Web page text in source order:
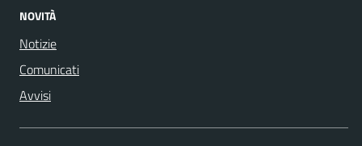
NOVITÀ
Notizie
Comunicati
Avvisi